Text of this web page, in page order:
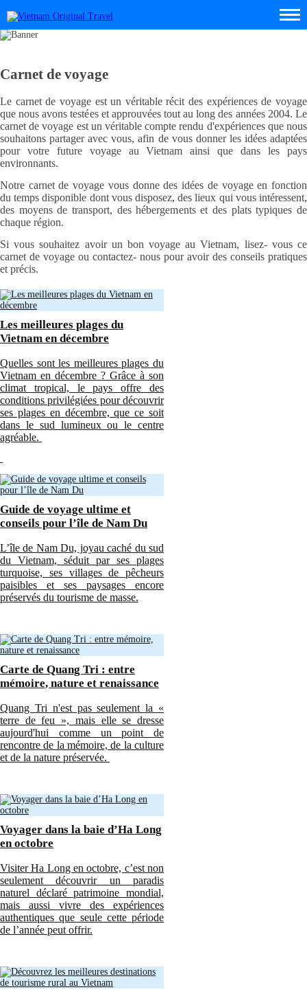
Carnet de voyage
Le carnet de voyage est un véritable récit des expériences de voyage
que nous avons testées et approuvées tout au long des années 2004. Le
carnet de voyage est un véritable compte rendu d'expériences que nous
souhaitons partager avec vous, afin de vous donner les idées adaptées
pour votre future voyage au Vietnam ainsi que dans les pays
environnants.
Notre carnet de voyage vous donne des idées de voyage en fonction
du temps disponible dont vous disposez, des lieux qui vous intéressent,
des moyens de transport, des hébergements et des plats typiques de
chaque région.
Si vous souhaitez avoir un bon voyage au Vietnam, lisez- vous ce
carnet de voyage ou contactez- nous pour avoir des conseils pratiques
et précis.
Les meilleures plages du
Vietnam en décembre
Quelles sont les meilleures plages du
Vietnam en décembre ? Grâce à son
climat tropical, le pays offre des
conditions privilégiées pour découvrir
ses plages en décembre, que ce soit
dans le sud lumineux ou le centre
agréable.
Guide de voyage ultime et
conseils pour l’île de Nam Du
L’île de Nam Du, joyau caché du sud
du Vietnam, séduit par ses plages
turquoise, ses villages de pêcheurs
paisibles et ses paysages encore
préservés du tourisme de masse.
Carte de Quang Tri : entre
mémoire, nature et renaissance
Quang Tri n'est pas seulement la «
terre de feu », mais elle se dresse
aujourd'hui comme un point de
rencontre de la mémoire, de la culture
et de la nature préservée.
Voyager dans la baie d’Ha Long
en octobre
Visiter Ha Long en octobre, c’est non
seulement découvrir un paradis
naturel déclaré patrimoine mondial,
mais aussi vivre des expériences
authentiques que seule cette période
de l’année peut offrir.